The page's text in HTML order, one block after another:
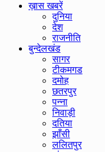
ख़ास खबरें
दुनिया
देश
राजनीति
बुन्देलखंड
सागर
टीकमगड
दमोह
छतरपुर
पन्ना
निवाड़ी
दतिया
झाँसी
ललितपुर